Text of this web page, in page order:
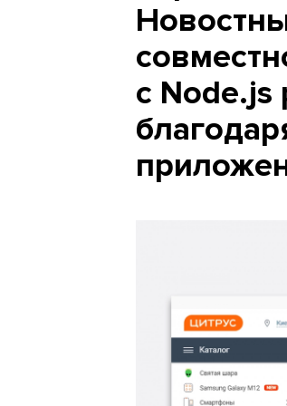
с Node.js